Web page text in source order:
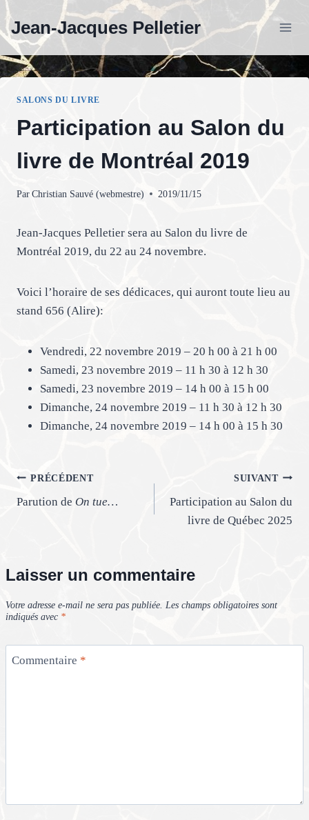
Aller
au
contenu
Jean-Jacques Pelletier
SALONS DU LIVRE
Participation au Salon du
livre de Montréal 2019
Par Christian Sauvé (webmestre) 2019/11/15
Jean-Jacques Pelletier sera au Salon du livre de
Montréal 2019, du 22 au 24 novembre.
Voici l’horaire de ses dédicaces, qui auront toute lieu au
stand 656 (Alire):
Vendredi, 22 novembre 2019 – 20 h 00 à 21 h 00
Samedi, 23 novembre 2019 – 11 h 30 à 12 h 30
Samedi, 23 novembre 2019 – 14 h 00 à 15 h 00
Dimanche, 24 novembre 2019 – 11 h 30 à 12 h 30
Dimanche, 24 novembre 2019 – 14 h 00 à 15 h 30
Navigation
de
PRÉCÉDENT
Parution de On tue…
SUIVANT
Participation au Salon du
livre de Québec 2025
Laisser un commentaire
Votre adresse e-mail ne sera pas publiée. Les champs obligatoires sont
indiqués avec *
Commentaire *